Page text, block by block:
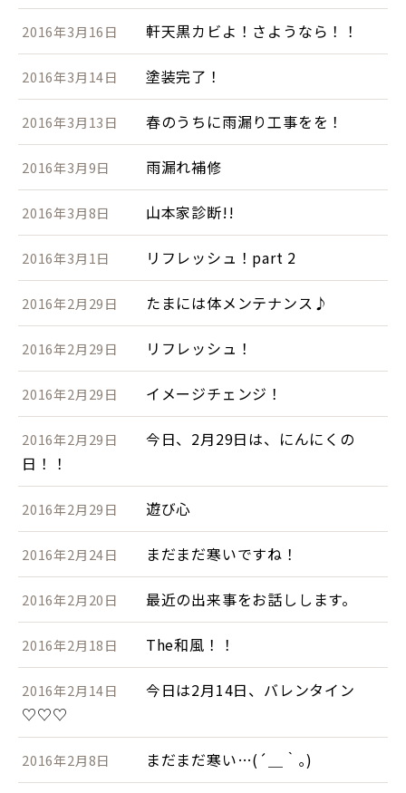
2016年3月16日 軒天黒カビよ！さようなら！！
2016年3月14日 塗装完了！
2016年3月13日 春のうちに雨漏り工事をを！
2016年3月9日 雨漏れ補修
2016年3月8日 山本家診断!!
2016年3月1日 リフレッシュ！part 2
2016年2月29日 たまには体メンテナンス♪
2016年2月29日 リフレッシュ！
2016年2月29日 イメージチェンジ！
2016年2月29日
今日、2月29日は、にんにくの
日！！
2016年2月29日 遊び心
2016年2月24日 まだまだ寒いですね！
2016年2月20日 最近の出来事をお話しします。
2016年2月18日 The和風！！
2016年2月14日
今日は2月14日、バレンタイン
♡♡♡
2016年2月8日 まだまだ寒い…(´＿｀｡)